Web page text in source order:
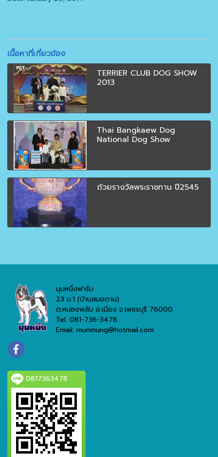
เนื้อหาที่เกี่ยวข้อง
TERRIER CLUB DOG SHOW
2013
Thai Bangkaew Dog
National Dog Show
ถ้วยรางวัลพระราชทาน ปี2545
มุมหนึ่งฟาร์ม
23 ม.1 (บ้านสมอดาน)
ต.หนองพลับ อ.เมือง จ.เพชรบุรี 76000
Tel. 081-736-3478
Email: mumnung@hotmail.com
0817363478